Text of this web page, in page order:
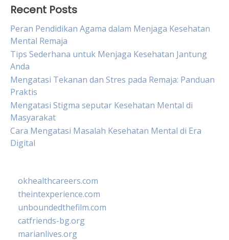
Recent Posts
Peran Pendidikan Agama dalam Menjaga Kesehatan
Mental Remaja
Tips Sederhana untuk Menjaga Kesehatan Jantung
Anda
Mengatasi Tekanan dan Stres pada Remaja: Panduan
Praktis
Mengatasi Stigma seputar Kesehatan Mental di
Masyarakat
Cara Mengatasi Masalah Kesehatan Mental di Era
Digital
okhealthcareers.com
theintexperience.com
unboundedthefilm.com
catfriends-bg.org
marianlives.org